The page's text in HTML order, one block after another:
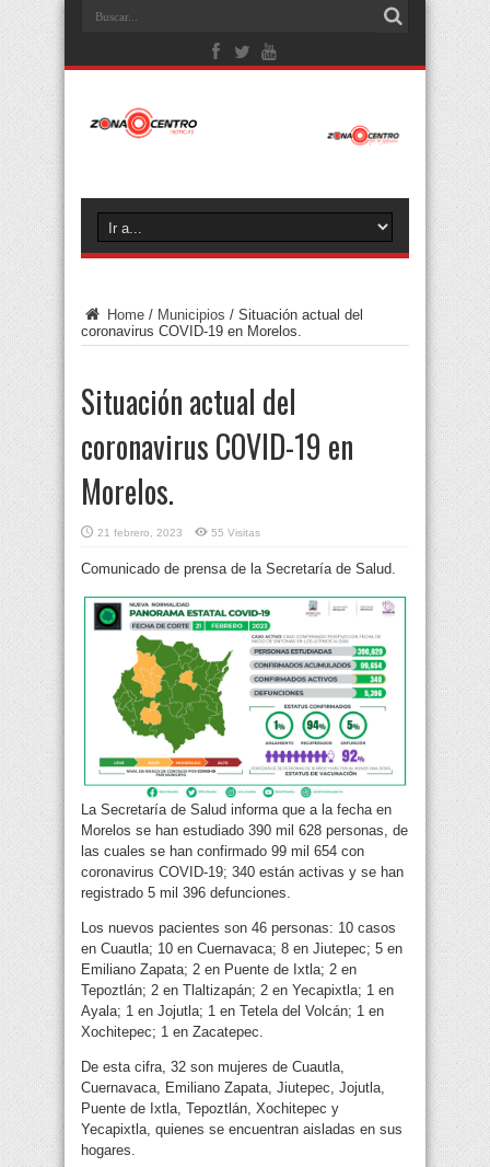
Home / Municipios / Situación actual del
coronavirus COVID-19 en Morelos.
Situación actual del
coronavirus COVID-19 en
Morelos.
21 febrero, 2023 55 Visitas
Comunicado de prensa de la Secretaría de Salud.
La Secretaría de Salud informa que a la fecha en
Morelos se han estudiado 390 mil 628 personas, de
las cuales se han confirmado 99 mil 654 con
coronavirus COVID-19; 340 están activas y se han
registrado 5 mil 396 defunciones.
Los nuevos pacientes son 46 personas: 10 casos
en Cuautla; 10 en Cuernavaca; 8 en Jiutepec; 5 en
Emiliano Zapata; 2 en Puente de Ixtla; 2 en
Tepoztlán; 2 en Tlaltizapán; 2 en Yecapixtla; 1 en
Ayala; 1 en Jojutla; 1 en Tetela del Volcán; 1 en
Xochitepec; 1 en Zacatepec.
De esta cifra, 32 son mujeres de Cuautla,
Cuernavaca, Emiliano Zapata, Jiutepec, Jojutla,
Puente de Ixtla, Tepoztlán, Xochitepec y
Yecapixtla, quienes se encuentran aisladas en sus
hogares.